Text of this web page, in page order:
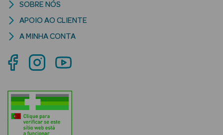
Lábios
Solares Bebé e
Rosto e
SOBRE NÓS
APOIO AO CLIENTE
A MINHA CONTA